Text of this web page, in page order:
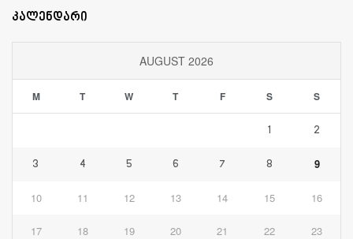
კალენდარი
AUGUST 2026
M T W T F S S
1 2
3 4 5 6 7 8 9
10 11 12 13 14 15 16
17 18 19 20 21 22 23